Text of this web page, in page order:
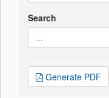
Search
Generate PDF